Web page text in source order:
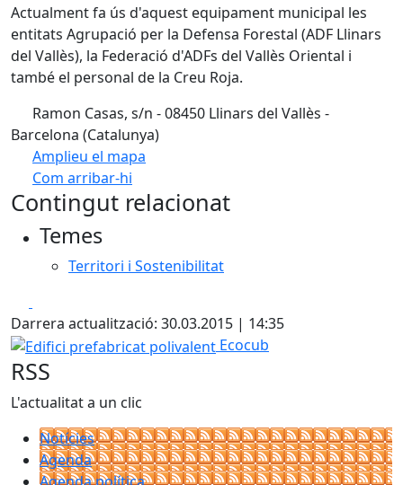
Actualment fa ús d'aquest equipament municipal les
entitats Agrupació per la Defensa Forestal (ADF Llinars
del Vallès), la Federació d'ADFs del Vallès Oriental i
també el personal de la Creu Roja.
Ramon Casas, s/n - 08450 Llinars del Vallès -
Barcelona (Catalunya)
Amplieu el mapa
Com arribar-hi
+
Contingut relacionat
Temes
Territori i Sostenibilitat
Darrera actualització: 30.03.2015 | 14:35
Edifici prefabricat polivalent
Ecocub
RSS
L'actualitat a un clic
Notícies
Agenda